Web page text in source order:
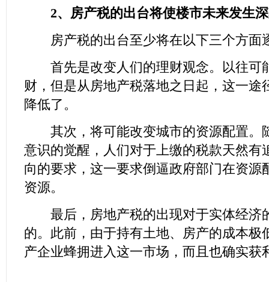
2、房产税的出台将使楼市未来发生
房产税的出台至少将在以下三个方面
首先是改变人们的理财观念。以往可
财，但是从房地产税落地之日起，这一途
降低了。
其次，将可能改变城市的资源配置。
意识的觉醒，人们对于上缴的税款天然有
向的要求，这一要求倒逼政府部门在资源
资源。
最后，房地产税的出现对于实体经济
的。此前，由于持有土地、房产的成本极
产企业蜂拥进入这一市场，而且也确实获